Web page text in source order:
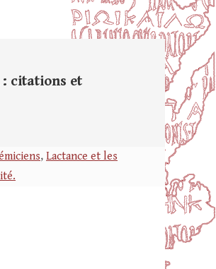
: citations et
, Lactance et les